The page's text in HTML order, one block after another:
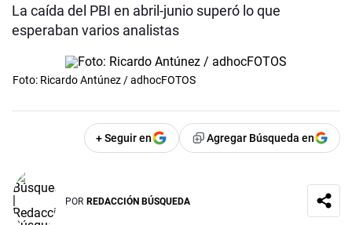
La caída del PBI en abril-junio superó lo que
esperaban varios analistas
Foto: Ricardo Antúnez / adhocFOTOS
+ Seguir en Agregar Búsqueda en
POR REDACCIÓN BÚSQUEDA